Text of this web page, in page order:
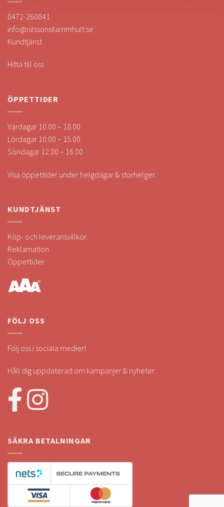
0472-260041
info@nilssonsilammhult.se
Kundtjänst
Hitta till oss
ÖPPETTIDER
Vardagar 10.00 – 18.00
Lördagar 10.00 – 15.00
Söndagar 12.00 – 16.00
Visa öppettider under helgdagar & storhelger.
KUNDTJÄNST
Köp- och leveransvillkor
Reklamation
Öppettider
FÖLJ OSS
Följ oss i sociala medier!
Håll dig uppdaterad om kampanjer & nyheter.
SÄKRA BETALNINGAR